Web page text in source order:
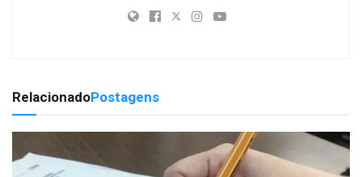
RelacionadoPostagens